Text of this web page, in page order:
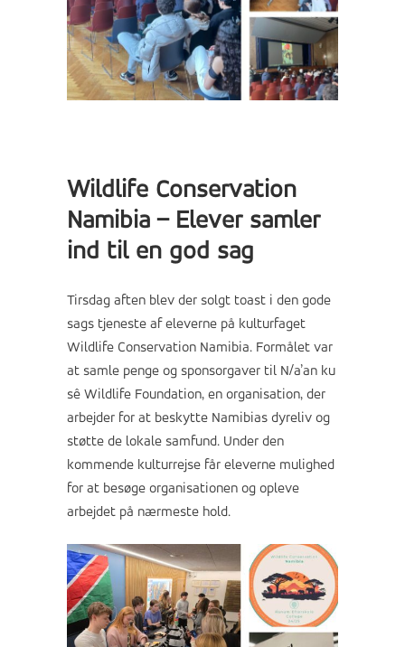
Wildlife Conservation
Namibia – Elever samler
ind til en god sag
Tirsdag aften blev der solgt toast i den gode
sags tjeneste af eleverne på kulturfaget
Wildlife Conservation Namibia. Formålet var
at samle penge og sponsorgaver til N/a’an ku
sê Wildlife Foundation, en organisation, der
arbejder for at beskytte Namibias dyreliv og
støtte de lokale samfund. Under den
kommende kulturrejse får eleverne mulighed
for at besøge organisationen og opleve
arbejdet på nærmeste hold.